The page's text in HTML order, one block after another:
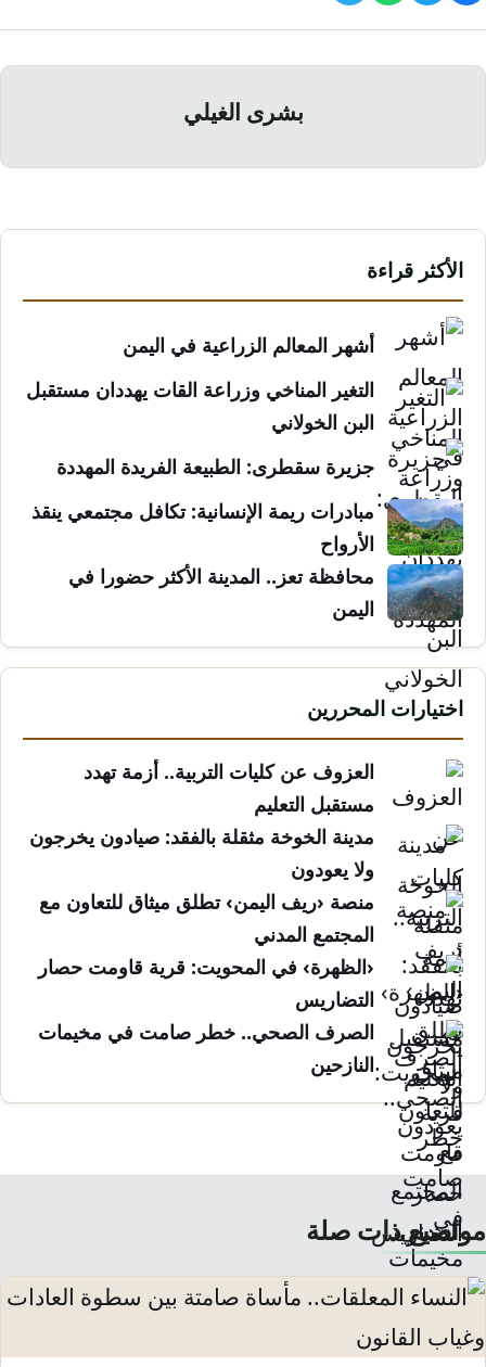
بشرى الغيلي
الأكثر قراءة
أشهر المعالم الزراعية في اليمن
التغير المناخي وزراعة القات يهددان مستقبل
البن الخولاني
جزيرة سقطرى: الطبيعة الفريدة المهددة
مبادرات ريمة الإنسانية: تكافل مجتمعي ينقذ
الأرواح
محافظة تعز.. المدينة الأكثر حضورا في
اليمن
اختيارات المحررين
العزوف عن كليات التربية.. أزمة تهدد
مستقبل التعليم
مدينة الخوخة مثقلة بالفقد: صيادون يخرجون
ولا يعودون
منصة ‹ريف اليمن› تطلق ميثاق للتعاون مع
المجتمع المدني
‹الظهرة› في المحويت: قرية قاومت حصار
التضاريس
الصرف الصحي.. خطر صامت في مخيمات
النازحين
مواضيع ذات صلة